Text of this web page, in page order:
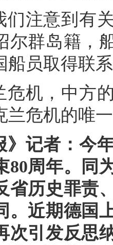
们注意到有
尔群岛籍，
船员取得联
危机，中方
兰危机的唯
》记者：今
80周年。同
省历史罪责
。近期德国
次引发反思